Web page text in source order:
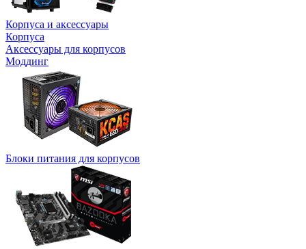
Корпуса и аксессуары
Корпуса
Аксессуары для корпусов
Моддинг
Блоки питания для корпусов